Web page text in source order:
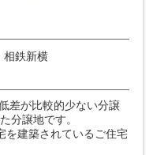
相鉄新横
差が比較的少ない分譲
分譲地です。
を建築されているご住宅